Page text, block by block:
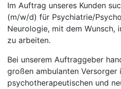
Im Auftrag unseres Kunden
(m/w/d) für Psychiatrie/
Neurologie, mit dem Wunsch,
zu arbeiten.
Bei unserem Auftraggeber
großen ambulanten Versorger
psychotherapeutischen und